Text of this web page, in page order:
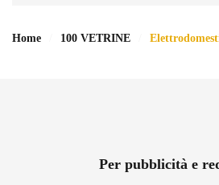
Home 100 VETRINE
Per pubblicità e